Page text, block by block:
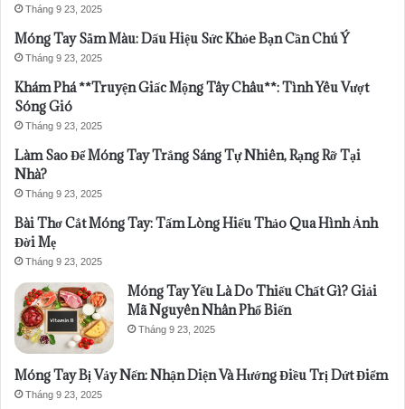
Tháng 9 23, 2025
Móng Tay Sẫm Màu: Dấu Hiệu Sức Khỏe Bạn Cần Chú Ý
Tháng 9 23, 2025
Khám Phá **Truyện Giấc Mộng Tây Châu**: Tình Yêu Vượt
Sóng Gió
Tháng 9 23, 2025
Làm Sao Để Móng Tay Trắng Sáng Tự Nhiên, Rạng Rỡ Tại
Nhà?
Tháng 9 23, 2025
Bài Thơ Cắt Móng Tay: Tấm Lòng Hiếu Thảo Qua Hình Ảnh
Đời Mẹ
Tháng 9 23, 2025
Móng Tay Yếu Là Do Thiếu Chất Gì? Giải
Mã Nguyên Nhân Phổ Biến
Tháng 9 23, 2025
Móng Tay Bị Vảy Nến: Nhận Diện Và Hướng Điều Trị Dứt Điểm
Tháng 9 23, 2025